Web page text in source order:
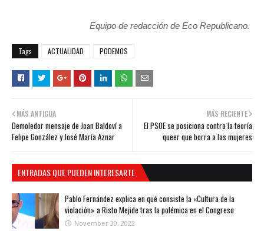
Equipo de redacción de Eco Republicano.
Tags ACTUALIDAD PODEMOS
MÁS RECIENTE
El PSOE se posiciona contra la teoría
queer que borra a las mujeres
MÁS ANTIGUA
Demoledor mensaje de Joan Baldoví a
Felipe González y José María Aznar
ENTRADAS QUE PUEDEN INTERESARTE
Pablo Fernández explica en qué consiste la «Cultura de la
violación» a Risto Mejide tras la polémica en el Congreso
November 30, 2022